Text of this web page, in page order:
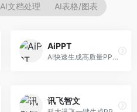
AI文档处理 AI表格/图表
AiPPT
AI快速生成高质量PPT平台，支持主题定制。面向职场人士和学生，提供一键生成、模板选择、内容优化等服务，PPT制作速度快，设计质量高。
讯飞智文